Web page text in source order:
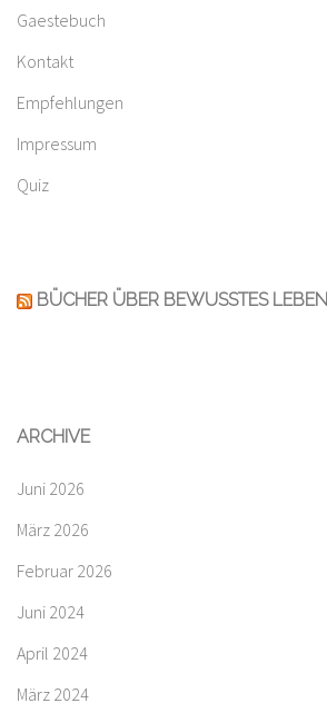
Gaestebuch
Kontakt
Empfehlungen
Impressum
Quiz
BÜCHER ÜBER BEWUSSTES LEBEN
ARCHIVE
Juni 2026
März 2026
Februar 2026
Juni 2024
April 2024
März 2024